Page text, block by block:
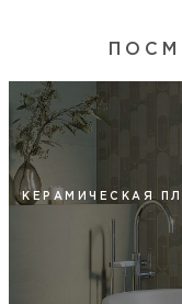
КЕРАМИЧЕСКАЯ